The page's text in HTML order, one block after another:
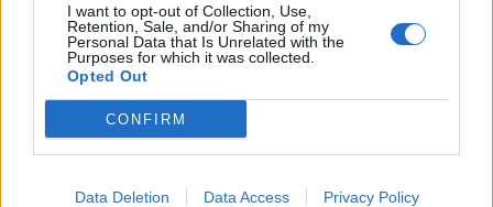
I want to opt-out of Collection, Use,
Retention, Sale, and/or Sharing of my
Personal Data that Is Unrelated with the
Purposes for which it was collected.
Opted Out
CONFIRM
Data Deletion Data Access Privacy Policy
Nuova intesa per rivedere i
contratti del metano
02/03/2012
dei Nas